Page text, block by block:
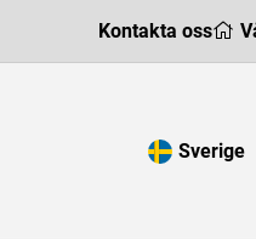
Kontakta oss
Sverige